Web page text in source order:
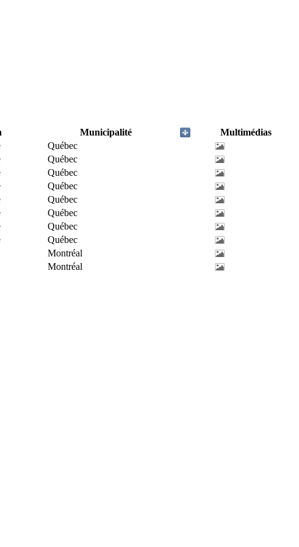
Municipalité
Multimédias
Québec
Québec
Québec
Québec
Québec
Québec
Québec
Québec
Montréal
Montréal